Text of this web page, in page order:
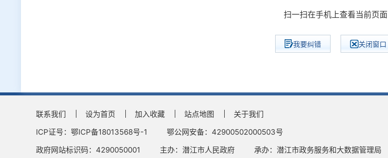
扫一扫在手机上查看当前页面
我要纠错 关闭窗口
联系我们 设为首页 加入收藏 站点地图
关于我们
ICP证号：鄂ICP备18013568号-1
鄂公网安备：42900502000503号
政府网站标识码：4290050001
主办：潜江市人民政府 承办：潜江市政务服务和大数据管理局